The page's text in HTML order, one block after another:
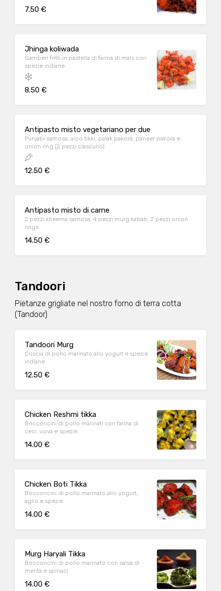
7.50 €
Jhinga koliwada
Gamberi fritti in pastella di farina di mais con
spezie indiane
8.50 €
Antipasto misto vegetariano per due
Punjabi samosa, aloo tikki, palak pakora, paneer pakora e
onion ring (2 pezzi ciascuno)
12.50 €
Antipasto misto di carne
2 pezzi kheema samosa, 4 pezzi murg kabab, 2 pezzi onion
rings
14.50 €
Tandoori
Pietanze grigliate nel nostro forno di terra cotta
(Tandoor)
Tandoori Murg
Coscia di pollo marinato allo yogurt e spezie
indiane
12.50 €
Chicken Reshmi tikka
Bocconcini di pollo marinati con farina di
ceci, uova e spezie.
14.00 €
Chicken Boti Tikka
Bocconcini di pollo marinato allo yogurt,
aglio e spezie
14.00 €
Murg Haryali Tikka
Bocconcini di pollo marinato con salsa di
menta e spinaci
14.00 €